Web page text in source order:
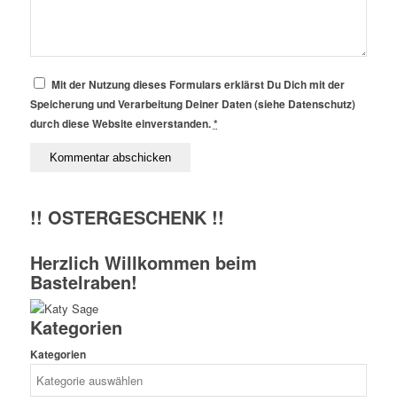
Mit der Nutzung dieses Formulars erklärst Du Dich mit der
Speicherung und Verarbeitung Deiner Daten (siehe Datenschutz)
durch diese Website einverstanden.*
!! OSTERGESCHENK !!
Herzlich Willkommen beim
Bastelraben!
Kategorien
Kategorien